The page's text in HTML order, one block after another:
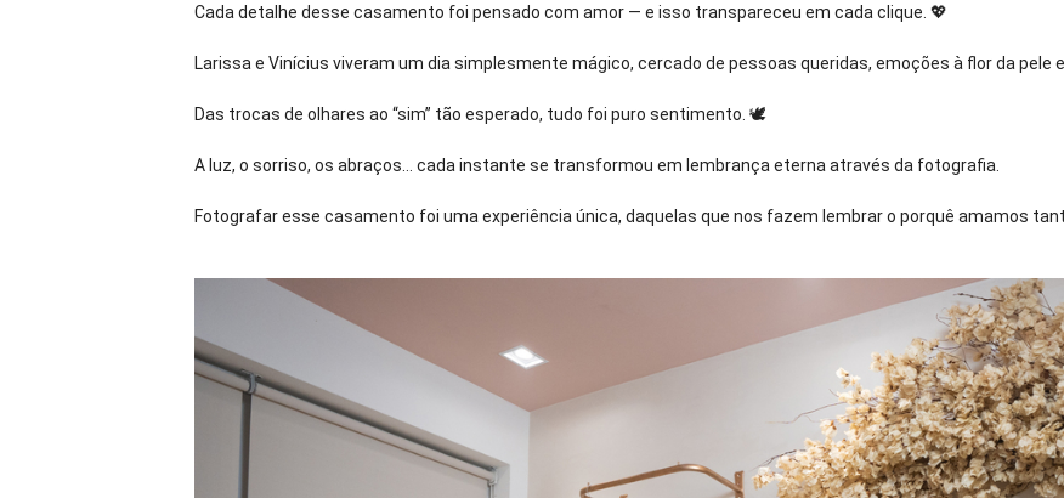
Cada detalhe desse casamento foi pensado com amor — e isso transpareceu em cada clique. 💖
Larissa e Vinícius viveram um dia simplesmente mágico, cercado de pessoas queridas, emoções à flor da pele
Das trocas de olhares ao “sim” tão esperado, tudo foi puro sentimento. 🕊️
A luz, o sorriso, os abraços… cada instante se transformou em lembrança eterna através da fotografia.
Fotografar esse casamento foi uma experiência única, daquelas que nos fazem lembrar o porquê amamos